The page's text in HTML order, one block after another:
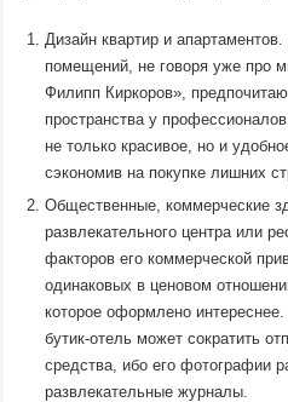
Дизайн квартир и
помещений, не говоря уже про
Филипп Киркоров»,
пространства у
не только красивое, но и
сэкономив на покупке лишних
Общественные, коммерческие
развлекательного центра или
факторов его коммерческой
одинаковых в ценовом
которое оформлено
бутик-отель может сократить
средства, ибо его фотографии
развлекательные журналы.